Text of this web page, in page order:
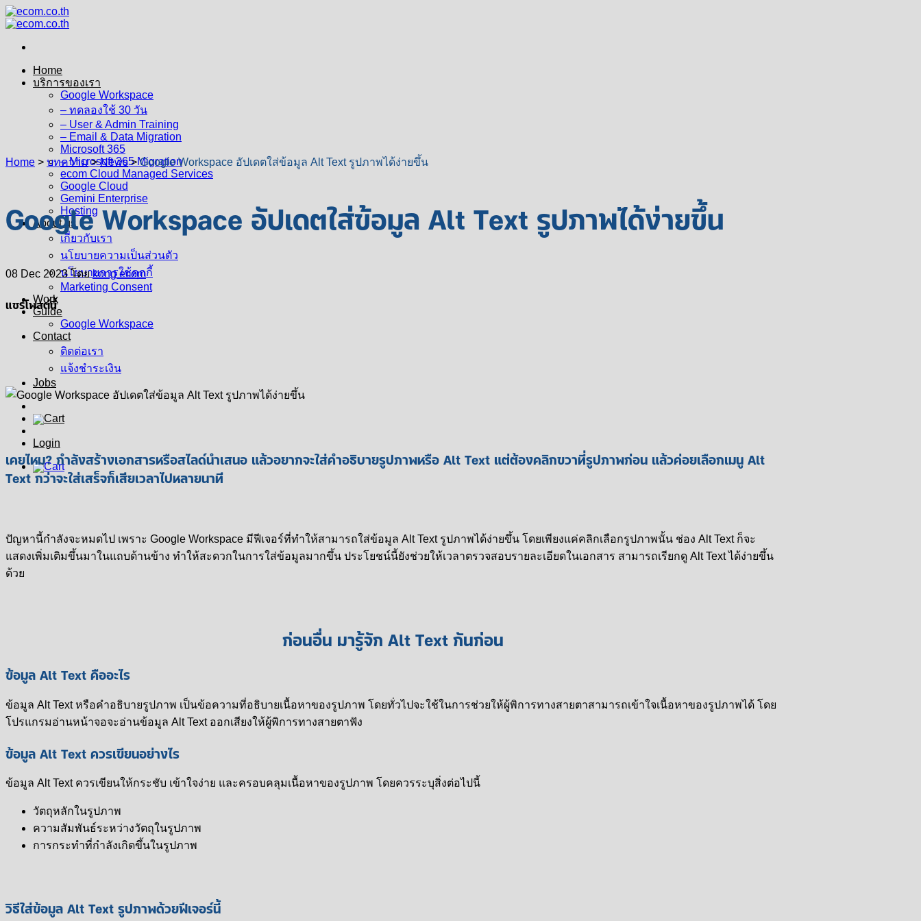
Skip
to
Home
บริการของเรา
Google Workspace
– ทดลองใช้ 30 วัน
– User & Admin Training
– Email & Data Migration
Microsoft 365
– Microsoft 365 Migration
ecom Cloud Managed Services
Google Cloud
Gemini Enterprise
Hosting
About us
เกี่ยวกับเรา
นโยบายความเป็นส่วนตัว
นโยบายการใช้คุกกี้
Marketing Consent
Work
Guide
Google Workspace
Contact
ติดต่อเรา
แจ้งชำระเงิน
Jobs
Login
Home > บทความ>News>Google Workspace อัปเดตใส่ข้อมูล Alt Text รูปภาพได้ง่ายขึ้น
Google Workspace อัปเดตใส่ข้อมูล Alt Text รูปภาพได้ง่ายขึ้น
08 Dec 2023 โดยkong ecom
แชร์โพสต์นี้
เคยไหม? กำลังสร้างเอกสารหรือสไลด์นำเสนอ แล้วอยากจะใส่คำอธิบายรูปภาพหรือ Alt Text แต่ต้องคลิกขวาที่รูปภาพก่อน แล้วค่อยเลือกเมนู Alt
Text กว่าจะใส่เสร็จก็เสียเวลาไปหลายนาที
ปัญหานี้กำลังจะหมดไป เพราะ Google Workspace มีฟีเจอร์ที่ทำให้สามารถใส่ข้อมูล Alt Text รูปภาพได้ง่ายขึ้น โดยเพียงแค่คลิกเลือกรูปภาพนั้น ช่อง Alt Text ก็จะ
แสดงเพิ่มเติมขึ้นมาในแถบด้านข้าง ทำให้สะดวกในการใส่ข้อมูลมากขึ้น ประโยชน์นี้ยังช่วยให้เวลาตรวจสอบรายละเอียดในเอกสาร สามารถเรียกดู Alt Textได้ง่ายขึ้น
ด้วย
ก่อนอื่น มารู้จัก Alt Text กันก่อน
ข้อมูล Alt Text คืออะไร
ข้อมูล Alt Text หรือคำอธิบายรูปภาพ เป็นข้อความที่อธิบายเนื้อหาของรูปภาพ โดยทั่วไปจะใช้ในการช่วยให้ผู้พิการทางสายตาสามารถเข้าใจเนื้อหาของรูปภาพได้ โดย
โปรแกรมอ่านหน้าจอจะอ่านข้อมูล Alt Text ออกเสียงให้ผู้พิการทางสายตาฟัง
ข้อมูล Alt Text ควรเขียนอย่างไร
ข้อมูล Alt Text ควรเขียนให้กระชับ เข้าใจง่าย และครอบคลุมเนื้อหาของรูปภาพ โดยควรระบุสิ่งต่อไปนี้
วัตถุหลักในรูปภาพ
ความสัมพันธ์ระหว่างวัตถุในรูปภาพ
การกระทำที่กำลังเกิดขึ้นในรูปภาพ
วิธีใส่ข้อมูล Alt Text รูปภาพด้วยฟีเจอร์นี้